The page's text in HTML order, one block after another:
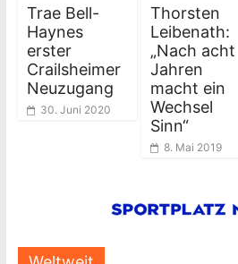
Trae Bell-
Haynes
erster
Crailsheimer
Neuzugang
30. Juni 2020
Thorsten
Leibenath:
„Nach acht
Jahren
macht ein
Wechsel
Sinn“
8. Mai 2019